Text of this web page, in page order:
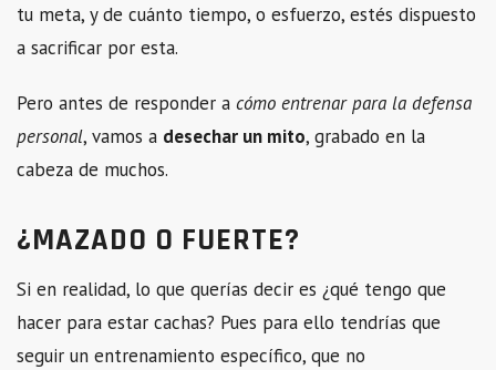
tu meta, y de cuánto tiempo, o esfuerzo, estés dispuesto
a sacrificar por esta.
Pero antes de responder a cómo entrenar para la defensa
personal, vamos a desechar un mito, grabado en la
cabeza de muchos.
¿MAZADO O FUERTE?
Si en realidad, lo que querías decir es ¿qué tengo que
hacer para estar cachas? Pues para ello tendrías que
seguir un entrenamiento específico, que no